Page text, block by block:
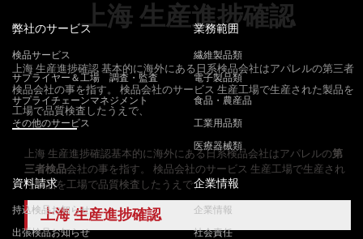
上海 生産進捗確認
上海 生産進捗確認 基本的に海外にある日系検品会社はアパレルの第三者
検品会社の事を指す。 検品会社のサービス 生産工場で生産された製品を
工場で品質検査したうえで、
上海 生産進捗確認基本的に海外にある日系検品会社はアパレルの第
三者検品会社の事を指す。 検品会社のサービス 生産工場で生産され
た製品を工場で品質検査したうえで、
上海 生産進捗確認
弊社のサービス
検品サービス
サプライヤー＆工場 調査・監査
サプライチェーンマネジメント
その他のサービス
業務範囲
繊維製品類
電子製品類
食品・農産品
工業用品類
医療器械類
資料請求
持込検品お知らせ
出張検品お知らせ
企業情報
企業情報
社会責任